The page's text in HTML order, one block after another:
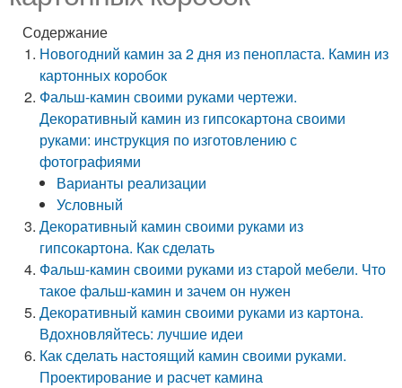
Содержание
Новогодний камин за 2 дня из пенопласта. Камин из
картонных коробок
Фальш-камин своими руками чертежи.
Декоративный камин из гипсокартона своими
руками: инструкция по изготовлению с
фотографиями
Варианты реализации
Условный
Декоративный камин своими руками из
гипсокартона. Как сделать
Фальш-камин своими руками из старой мебели. Что
такое фальш-камин и зачем он нужен
Декоративный камин своими руками из картона.
Вдохновляйтесь: лучшие идеи
Как сделать настоящий камин своими руками.
Проектирование и расчет камина